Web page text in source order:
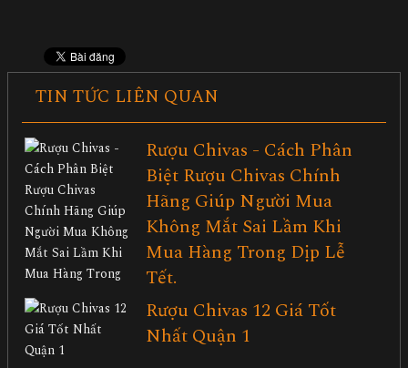
TIN TỨC LIÊN QUAN
Rượu Chivas - Cách Phân
Biệt Rượu Chivas Chính
Hãng Giúp Người Mua
Không Mắt Sai Lầm Khi
Mua Hàng Trong Dịp Lễ
Tết.
Rượu Chivas 12 Giá Tốt
Nhất Quận 1